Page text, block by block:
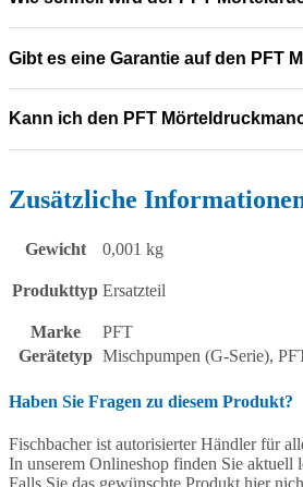
Zusätzliche
Gewicht 0,001 kg
Produkttyp Ersatzteil
Marke
PFT
Gerätetyp Mischpumpen (G-Serie),
Haben Sie Fragen zu diesem Produkt?
Fischbacher ist autorisierter Händler für
In unserem Onlineshop finden Sie aktuell